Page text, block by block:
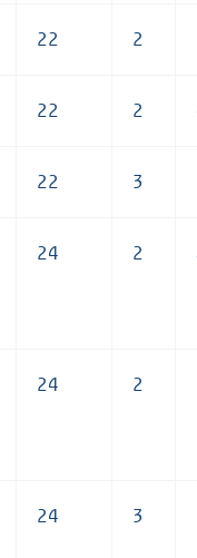
22 2
22 2
22 3
24 2
24 2
24 3